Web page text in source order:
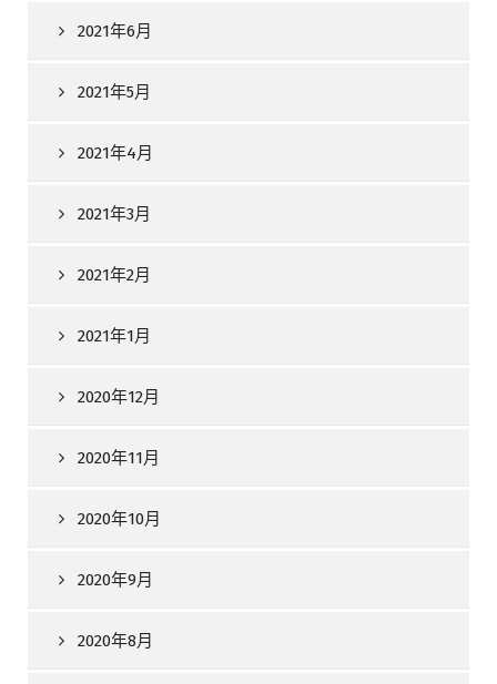
2021年6月
2021年5月
2021年4月
2021年3月
2021年2月
2021年1月
2020年12月
2020年11月
2020年10月
2020年9月
2020年8月